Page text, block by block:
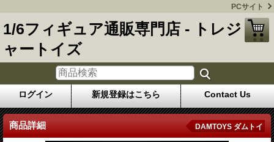
PCサイト
1/6フィギュア通販専門店 - トレジ
ャートイズ
ログイン 新規登録はこちら Contact Us
商品詳細 DAMTOYS ダムトイ